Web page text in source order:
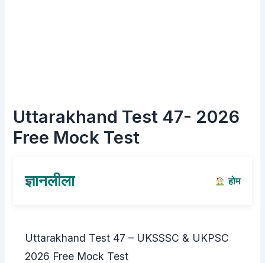
Uttarakhand Test 47- 2026
Free Mock Test
ज्ञानलीला होम
Uttarakhand Test 47 – UKSSSC & UKPSC
2026 Free Mock Test